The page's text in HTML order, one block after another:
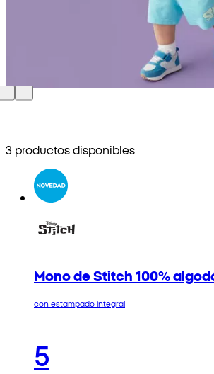
3 productos disponibles
Mono de Stitch 100%
con estampado integral
5